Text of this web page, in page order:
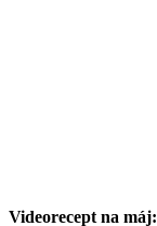
Videorecept na máj: